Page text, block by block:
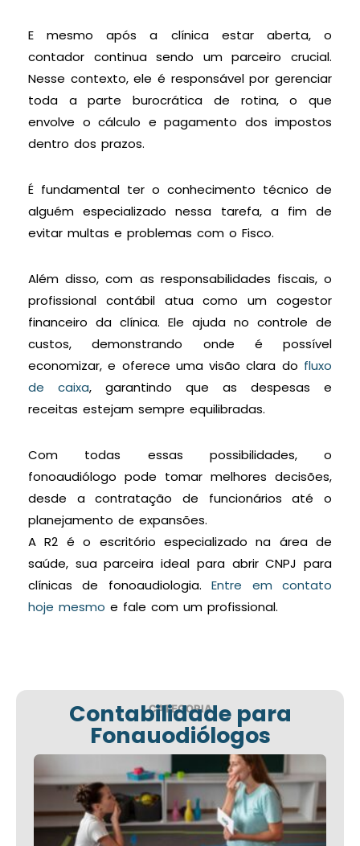
E mesmo após a clínica estar aberta, o
contador continua sendo um parceiro crucial.
Nesse contexto, ele é responsável por gerenciar
toda a parte burocrática de rotina, o que
envolve o cálculo e pagamento dos impostos
dentro dos prazos.
É fundamental ter o conhecimento técnico de
alguém especializado nessa tarefa, a fim de
evitar multas e problemas com o Fisco.
Além disso, com as responsabilidades fiscais, o
profissional contábil atua como um cogestor
financeiro da clínica. Ele ajuda no controle de
custos, demonstrando onde é possível
economizar, e oferece uma visão clara do fluxo
de caixa, garantindo que as despesas e
receitas estejam sempre equilibradas.
Com todas essas possibilidades, o
fonoaudiólogo pode tomar melhores decisões,
desde a contratação de funcionários até o
planejamento de expansões.
A R2 é o escritório especializado na área de
saúde, sua parceira ideal para abrir CNPJ para
clínicas de fonoaudiologia.Entre em contato
hoje mesmo e fale com um profissional.
CATEGORIA
Contabilidade para
Fonauodiólogos